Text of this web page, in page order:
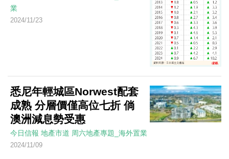
業
2024/11/23
悉尼年輕城區Norwest配套
成熟 分層價僅高位七折 倘
澳洲減息勢受惠
今日信報 地產市道 周六地產專題_海外置業
2024/11/09